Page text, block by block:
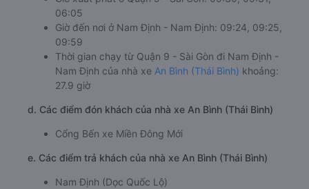
06:05
Giờ đến nơi ở Nam Định - Nam Định: 09:24, 09:25,
09:59
Thời gian chạy từ Quận 9 - Sài Gòn đi Nam Định -
Nam Định của nhà xe An Bình (Thái Bình) khoảng:
27.9 giờ
d. Các điểm đón khách của nhà xe An Bình (Thái Bình)
Cổng Bến xe Miền Đông Mới
e. Các điểm trả khách của nhà xe An Bình (Thái Bình)
Nam Định (Dọc Quốc Lộ)